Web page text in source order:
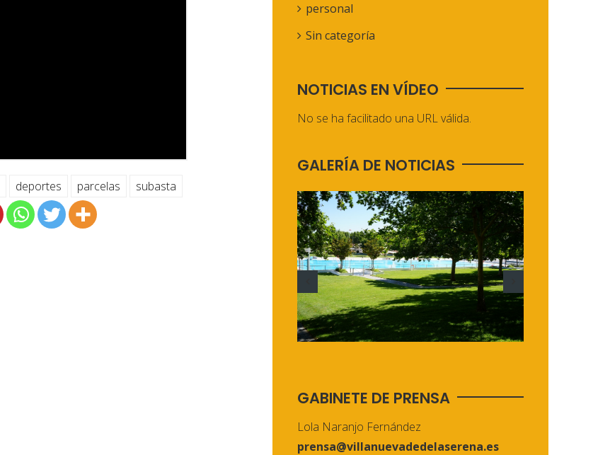
deportes parcelas subasta
personal
Sin categoría
NOTICIAS EN VÍDEO
No se ha facilitado una URL válida.
GALERÍA DE NOTICIAS
GABINETE DE PRENSA
Lola Naranjo Fernández
prensa@villanuevadedelaserena.es